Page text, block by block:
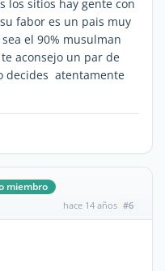
los sitios hay gente con
fabor es un pais muy
el 90% musulman
aconsejo un par de
decides atentamente
miembro
hace 14 años #6